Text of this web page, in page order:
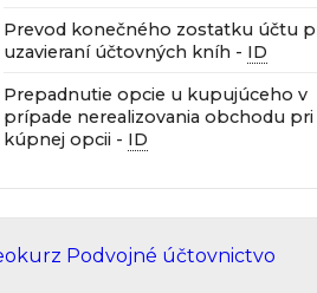
Prevod konečného zostatku účtu
uzavieraní účtovných kníh - ID
Prepadnutie opcie u kupujúceho v
prípade nerealizovania obchodu pri
kúpnej opcii - ID